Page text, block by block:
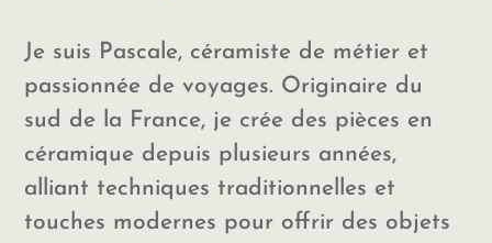
Je suis Pascale, céramiste de métier et
passionnée de voyages. Originaire du
sud de la France, je crée des pièces en
céramique depuis plusieurs années,
alliant techniques traditionnelles et
touches modernes pour offrir des objets